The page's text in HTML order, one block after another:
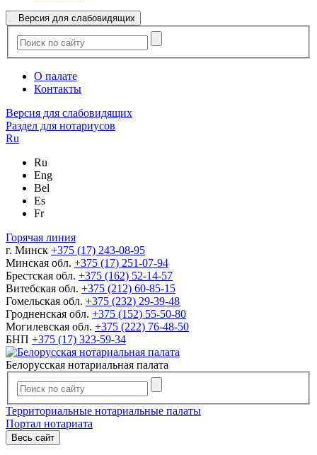
Версия для слабовидящих
О палате
Контакты
Версия для слабовидящих
Раздел для нотариусов
Ru
Ru
Eng
Bel
Es
Fr
Горячая линия
г. Минск +375 (17) 243-08-95
Минская обл. +375 (17) 251-07-94
Брестская обл. +375 (162) 52-14-57
Витебская обл. +375 (212) 60-85-15
Гомельская обл. +375 (232) 29-39-48
Гродненская обл. +375 (152) 55-50-80
Могилевская обл. +375 (222) 76-48-50
БНП +375 (17) 323-59-34
Белорусская нотариальная палата
Территориальные нотариальные палаты
Портал нотариата
Весь сайт